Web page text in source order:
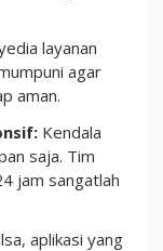
layanan
agar
aman.
Kendala
saja. Tim
jam sangatlah
aplikasi yang